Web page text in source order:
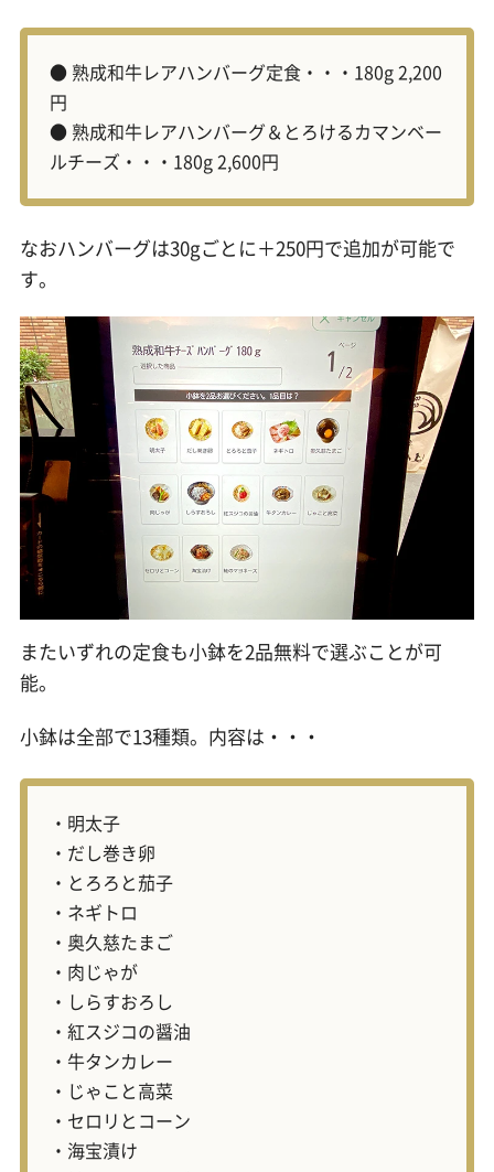
● 熟成和牛レアハンバーグ定食・・・180g 2,200
円
● 熟成和牛レアハンバーグ＆とろけるカマンベー
ルチーズ・・・180g 2,600円
なおハンバーグは30gごとに＋250円で追加が可能で
す。
またいずれの定食も小鉢を2品無料で選ぶことが可
能。
小鉢は全部で13種類。内容は・・・
・明太子
・だし巻き卵
・とろろと茄子
・ネギトロ
・奥久慈たまご
・肉じゃが
・しらすおろし
・紅スジコの醤油
・牛タンカレー
・じゃこと高菜
・セロリとコーン
・海宝漬け